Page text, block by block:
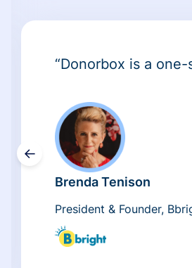
←
“Donorbox is a one-
Brenda Tenison
President & Founder,